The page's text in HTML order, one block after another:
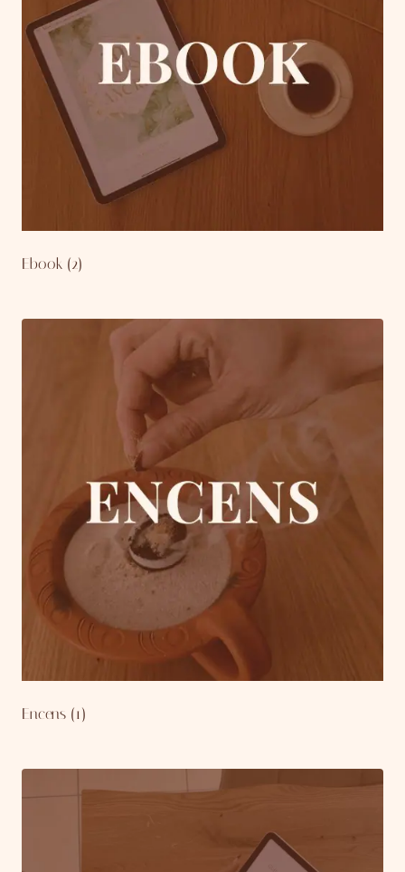
Ebook (2)
Encens (1)